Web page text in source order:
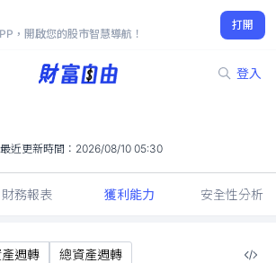
，開啟您的股市智慧導航！
打開
登入
27.70
6.74%
最近更新時間： 2026/08/10 05:30
財務報表 獲利能力 安全性分析
週轉 總資產週轉